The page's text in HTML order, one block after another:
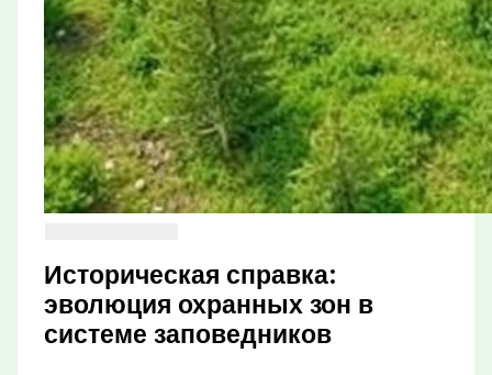
Историческая справка:
эволюция охранных зон в
системе заповедников